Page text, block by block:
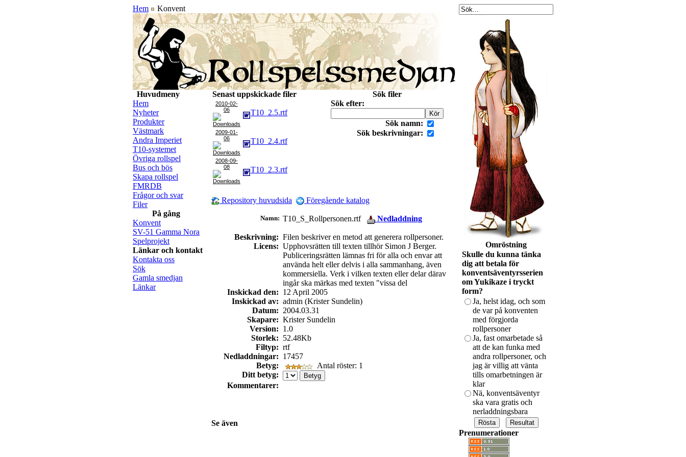
Hem Konvent
Huvudmeny
Hem
Nyheter
Produkter
Västmark
Andra Imperiet
T10-systemet
Övriga rollspel
Bus och bös
Skapa rollspel
FMRDB
Frågor och svar
Filer
På gång
Konvent
SV-51 Gamma Nora
Spelprojekt
Länkar och kontakt
Kontakta oss
Sök
Gamla smedjan
Länkar
Senast uppskickade filer
2010-02-
06
T10_2.5.rtf
2009-01-
06
T10_2.4.rtf
2008-09-
08
T10_2.3.rtf
Sök filer
Sök efter:
Sök namn:
Sök beskrivningar:
Repository huvudsida Föregående katalog
Namn: T10_S_Rollpersonen.rtf Nedladdning
Beskrivning: Filen beskriver en metod att generera rollpersoner.
Licens: Upphovsrätten till texten tillhör Simon J Berger.
Publiceringsrätten lämnas fri för alla och envar att
använda helt eller delvis i alla sammanhang, även
kommersiella. Verk i vilken texten eller delar därav
ingår ska märkas med texten "vissa del
Inskickad den: 12 April 2005
Inskickad av: admin (Krister Sundelin)
Datum: 2004.03.31
Skapare: Krister Sundelin
Version: 1.0
Storlek: 52.48Kb
Filtyp: rtf
Nedladdningar: 17457
Betyg:
Antal röster: 1
Ditt betyg:
Kommentarer:
Se även
Omröstning
Skulle du kunna tänka
dig att betala för
konventsäventyrsserien
om Yukikaze i tryckt
form?
Ja, helst idag, och som
de var på konventen
med förgjorda
rollpersoner
Ja, fast omarbetade så
att de kan funka med
andra rollpersoner, och
jag är villig att vänta
tills omarbetningen är
klar
Nä, konventsäventyr
ska vara gratis och
nerladdningsbara
Prenumerationer